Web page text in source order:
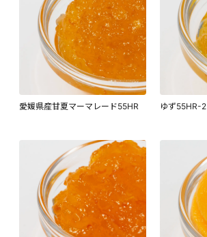
愛媛県産甘夏マーマレード55HR ゆず55HR-2